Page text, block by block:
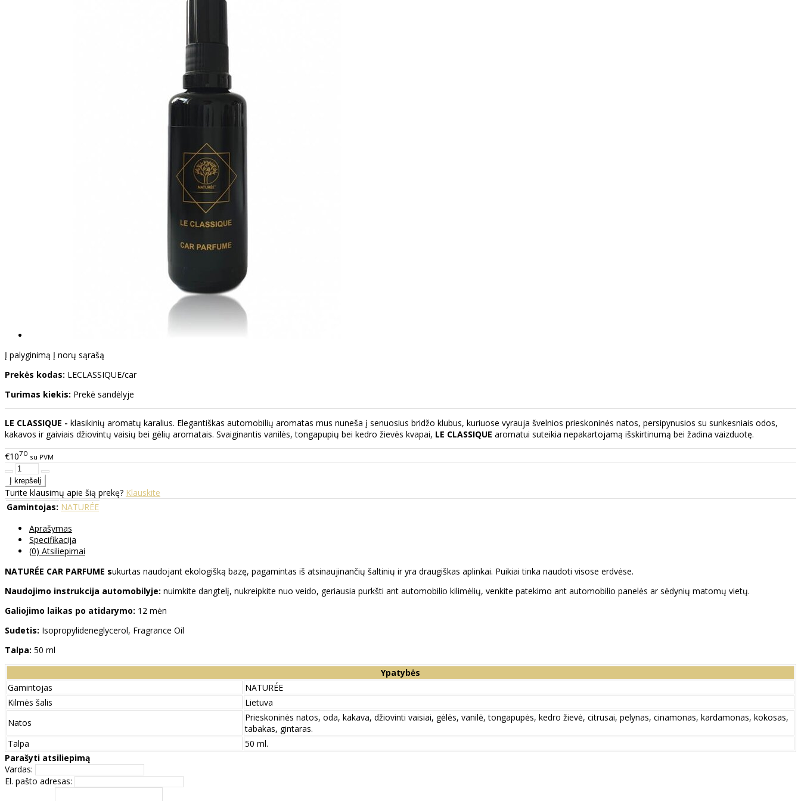
Į palyginimą Į norų sąrašą
Prekės kodas: LECLASSIQUE/car
Turimas kiekis: Prekė sandėlyje
LE CLASSIQUE - klasikinių aromatų karalius. Elegantiškas automobilių aromatas mus nuneša į senuosius bridžo klubus, kuriuose vyrauja švelnios prieskoninės natos, persipynusios su sunkesniais odos,
kakavos ir gaiviais džiovintų vaisių bei gėlių aromatais. Svaiginantis vanilės, tongapupių bei kedro žievės kvapai, LE CLASSIQUE aromatui suteikia nepakartojamą išskirtinumą bei žadina vaizduotę.
€1070 su PVM
Turite klausimų apie šią prekę? Klauskite
Gamintojas: NATURÉE
Aprašymas
Specifikacija
(0) Atsiliepimai
NATURÉE CAR PARFUME sukurtas naudojant ekologišką bazę, pagamintas iš atsinaujinančių šaltinių ir yra draugiškas aplinkai. Puikiai tinka naudoti visose erdvėse.
Naudojimo instrukcija automobilyje: nuimkite dangtelį, nukreipkite nuo veido, geriausia purkšti ant automobilio kilimėlių, venkite patekimo ant automobilio panelės ar sėdynių matomų vietų.
Galiojimo laikas po atidarymo: 12 mėn
Sudetis: Isopropylideneglycerol, Fragrance Oil
Talpa: 50 ml
Ypatybės
Gamintojas
NATURÉE
Kilmės šalis
Lietuva
Natos
Prieskoninės natos, oda, kakava, džiovinti vaisiai, gėlės, vanilė, tongapupės, kedro žievė, citrusai, pelynas, cinamonas, kardamonas, kokosas,
tabakas, gintaras.
Talpa
50 ml.
Parašyti atsiliepimą
Vardas:
El. pašto adresas: